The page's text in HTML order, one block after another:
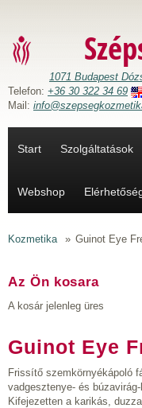
1071 Budapest
Telefon: +36 30 322 34 69
Mail:
Start Szolgáltatások
Webshop
Kozmetika » Guinot Eye
Az Ön kosara
A kosár jelenleg üres
Guinot Eye
Frissítő szemkörnyékápoló
vadgesztenye- és
Kifejezetten a karikás,